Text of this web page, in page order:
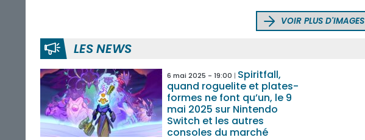
VOIR PLUS D'IMAGES
LES NEWS
6 mai 2025 - 19:00
Spiritfall,
quand roguelite et plates-
formes ne font qu’un, le 9
mai 2025 sur Nintendo
Switch et les autres
consoles du marché